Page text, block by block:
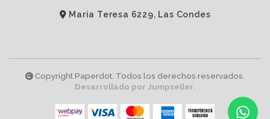
Maria Teresa 6229, Las Condes
Copyright Paperdot. Todos los derechos reservados.
Desarrollado por Jumpseller